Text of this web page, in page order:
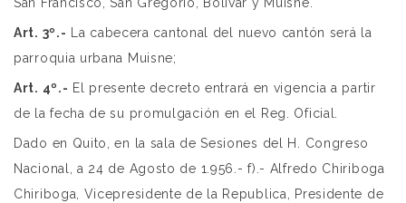
Art. 3º.- La cabecera cantonal del nuevo cantón será la
parroquia urbana Muisne;
Art. 4º.- El presente decreto entrará en vigencia a partir
de la fecha de su promulgación en el Reg. Oficial.
Dado en Quito, en la sala de Sesiones del H. Congreso
Nacional, a 24 de Agosto de 1.956.- f).- Alfredo Chiriboga
Chiriboga, Vicepresidente de la Republica, Presidente de